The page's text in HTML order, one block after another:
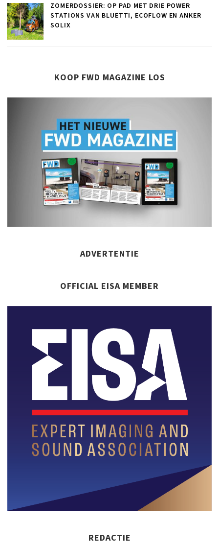
ZOMERDOSSIER: OP PAD MET DRIE POWER
STATIONS VAN BLUETTI, ECOFLOW EN ANKER
SOLIX
KOOP FWD MAGAZINE LOS
ADVERTENTIE
OFFICIAL EISA MEMBER
REDACTIE